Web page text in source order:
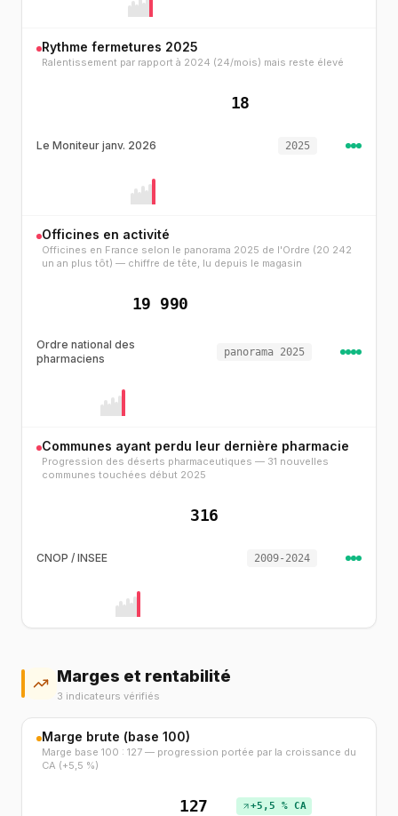
Rythme fermetures 2025
Ralentissement par rapport à 2024 (24/mois) mais reste élevé
18
Le Moniteur janv. 2026 2025
Officines en activité
Officines en France selon le panorama 2025 de l'Ordre (20 242
un an plus tôt) — chiffre de tête, lu depuis le magasin
19 990
Ordre national des
pharmaciens
panorama 2025
Communes ayant perdu leur dernière pharmacie
Progression des déserts pharmaceutiques — 31 nouvelles
communes touchées début 2025
316
CNOP / INSEE 2009-2024
Marges et rentabilité
3 indicateurs vérifiés
Marge brute (base 100)
Marge base 100 : 127 — progression portée par la croissance du
CA (+5,5 %)
127 +5,5 % CA